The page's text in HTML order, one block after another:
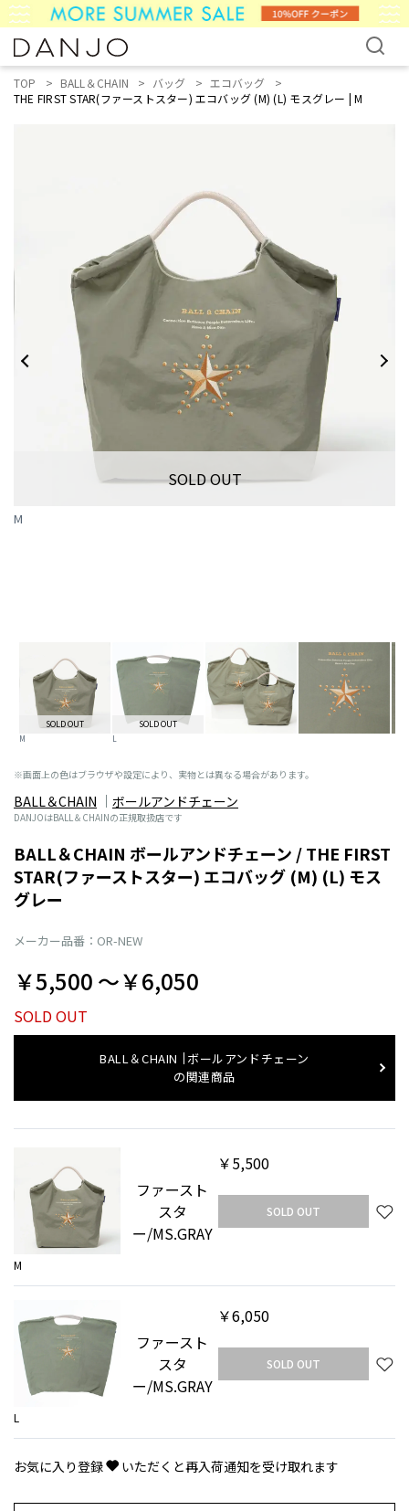
TOP BALL＆CHAIN バッグ
エコバッグ
THE FIRST STAR(ファーストスター) エコバッグ (M) (L) モスグレー | M
SOLD OUT
M
SOLD OUT
M
SOLD OUT
L
※画面上の色はブラウザや設定により、実物とは異なる場合があります。
BALL＆CHAIN ボールアンドチェーン
DANJOはBALL＆CHAINの正規取扱店です
BALL＆CHAIN ボールアンドチェーン / THE FIRST
STAR(ファーストスター) エコバッグ (M) (L) モス
グレー
メーカー品番：OR-NEW
￥5,500 〜￥6,050
SOLD OUT
BALL＆CHAIN
ボールアンドチェーン
の関連商品
M
￥5,500
ファースト
スタ
ー/MS.GRAY
SOLD OUT
L
￥6,050
ファースト
スタ
ー/MS.GRAY
SOLD OUT
お気に入り登録 いただくと再入荷通知を受け取れます